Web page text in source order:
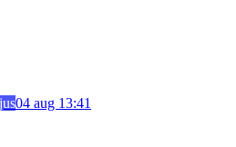
04 aug 13:41